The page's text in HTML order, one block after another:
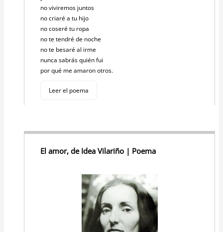
no viviremos juntos
no criaré a tu hijo
no coseré tu ropa
no te tendré de noche
no te besaré al irme
nunca sabrás quién fui
por qué me amaron otros.
Leer el poema
El amor, de Idea Vilariño | Poema